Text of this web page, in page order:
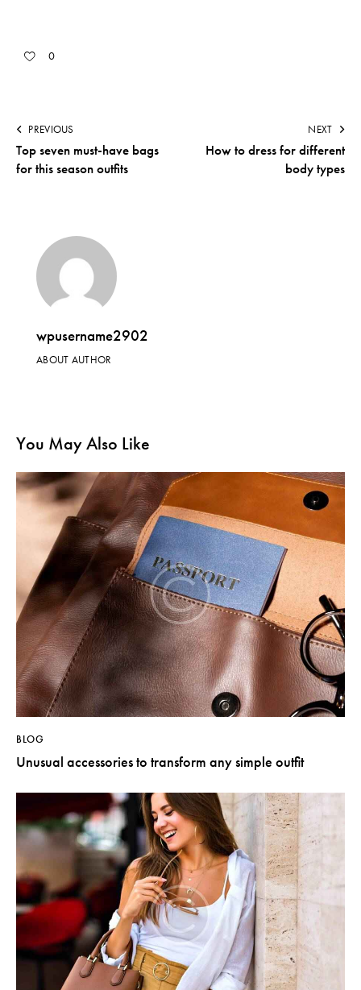
0
PREVIOUS
Top seven must-have bags
for this season outfits
NEXT
How to dress for different
body types
wpusername2902
ABOUT AUTHOR
You May Also Like
BLOG
Unusual accessories to transform any simple outfit